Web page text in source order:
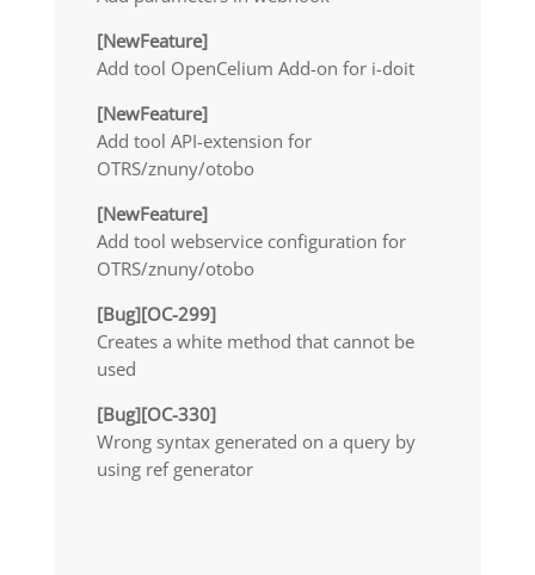
[NewFeature]
Add tool OpenCelium Add-on for i-doit
[NewFeature]
Add tool API-extension for
OTRS/znuny/otobo
[NewFeature]
Add tool webservice configuration for
OTRS/znuny/otobo
[Bug][OC-299]
Creates a white method that cannot be
used
[Bug][OC-330]
Wrong syntax generated on a query by
using ref generator